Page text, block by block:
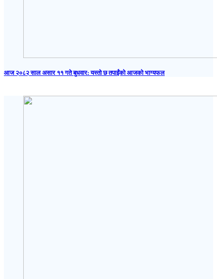
आज २०८२ साल असार ११ गते बुधवार: यस्तो छ तपाईंको आजको भाग्यफल